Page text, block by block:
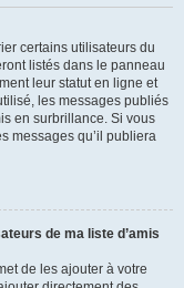
certains utilisateurs du
listés dans le panneau
leur statut en ligne et
les messages publiés
en surbrillance. Si vous
messages qu’il publiera
de ma liste d’amis
de les ajouter à votre